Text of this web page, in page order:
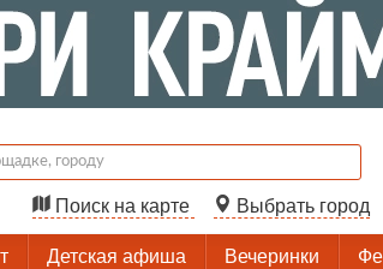
Поиск на карте Выбрать город
Детская афиша Вечеринки